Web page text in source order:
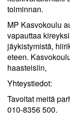
toiminnan.
MP Kasvokoulu
vapauttaa
jäykistymistä,
eteen.
haasteisiin,
Yhteystiedot:
Tavoitat meitä
010-8356 500.